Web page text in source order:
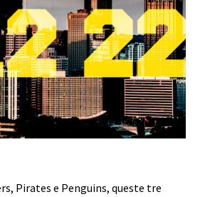
Pirates e Penguins, queste tre